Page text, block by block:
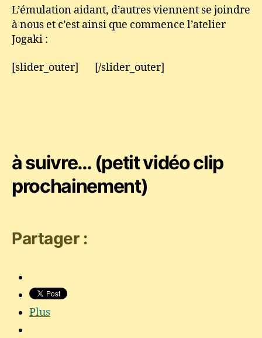
L’émulation aidant, d’autres viennent se joindre
à nous et c’est ainsi que commence l’atelier
Jogaki :
[slider_outer] [/slider_outer]
à suivre… (petit vidéo clip
prochainement)
Partager :
Plus